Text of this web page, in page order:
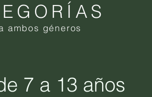
ambos géneros
7 a 13 años